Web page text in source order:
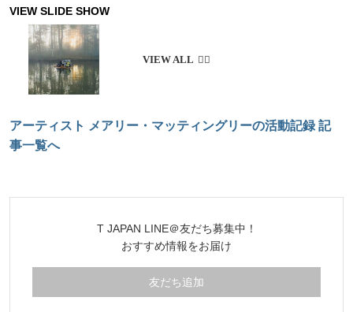
アーティスト メアリー・マッティングリーの活動記録 記
事一覧へ
T JAPAN LINE＠友だち募集中！
おすすめ情報をお届け
友だち追加